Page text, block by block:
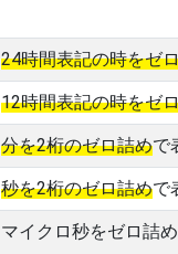
24時間表記の時をゼ
12時間表記の時をゼ
分を2桁のゼロ詰めで
秒を2桁のゼロ詰めで
マイクロ秒をゼロ詰